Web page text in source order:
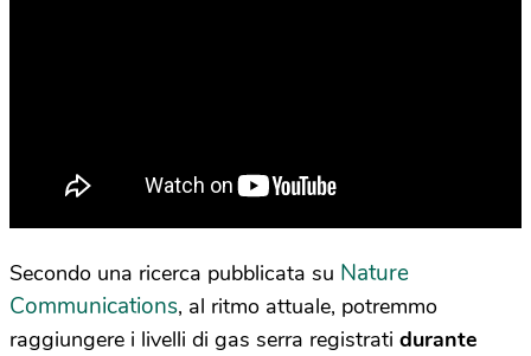
Secondo una ricerca pubblicata su Nature
Communications, al ritmo attuale, potremmo
raggiungere i livelli di gas serra registrati durante